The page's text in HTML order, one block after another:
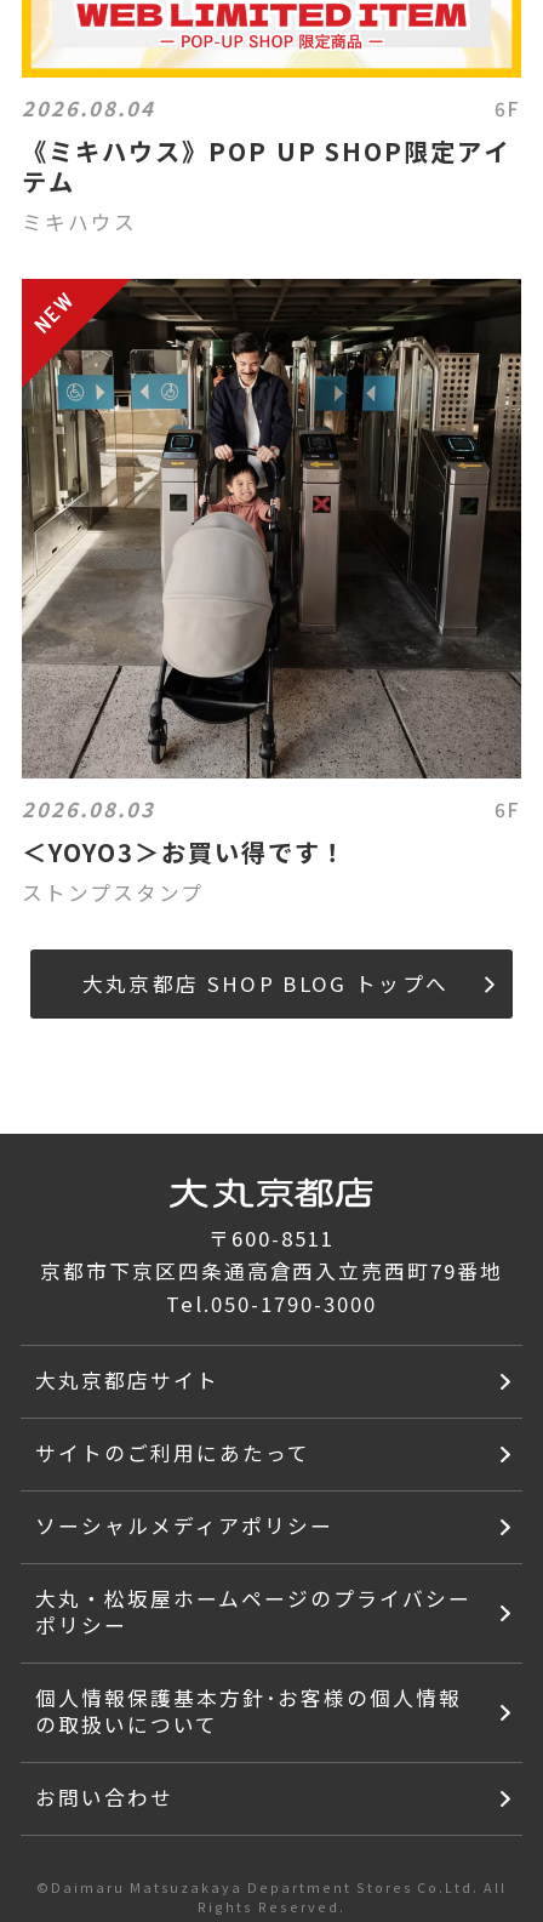
2026.08.04 6F
《ミキハウス》POP UP SHOP限定アイ
テム
ミキハウス
2026.08.03 6F
＜YOYO3＞お買い得です！
ストンプスタンプ
大丸京都店 SHOP BLOG トップへ
〒600-8511
京都市下京区四条通高倉西入立売西町79番地
Tel.050-1790-3000
大丸京都店サイト
サイトのご利用にあたって
ソーシャルメディアポリシー
大丸・松坂屋ホームページのプライバシー
ポリシー
個人情報保護基本方針･お客様の個人情報
の取扱いについて
お問い合わせ
©Daimaru Matsuzakaya Department Stores Co.Ltd. All
Rights Reserved.